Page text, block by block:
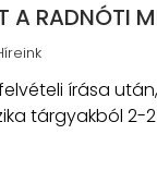
A RADNÓTI
írása
tárgyakból